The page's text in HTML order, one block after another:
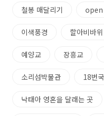
철봉 매달리기
이색풍경 할아비바위
예양교 장흥교
소리섬박물관 18번
낙태아 영혼을 달래는 곳